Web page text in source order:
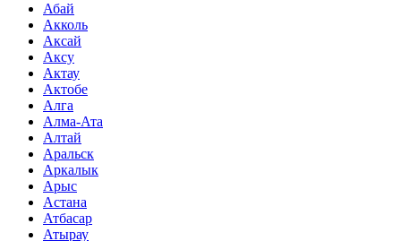
Абай
Акколь
Аксай
Аксу
Актау
Актобе
Алга
Алма-Ата
Алтай
Аральск
Аркалык
Арыс
Астана
Атбасар
Атырау